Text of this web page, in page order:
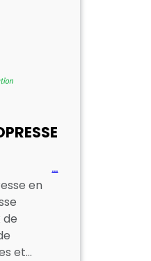
…
en
de
et…